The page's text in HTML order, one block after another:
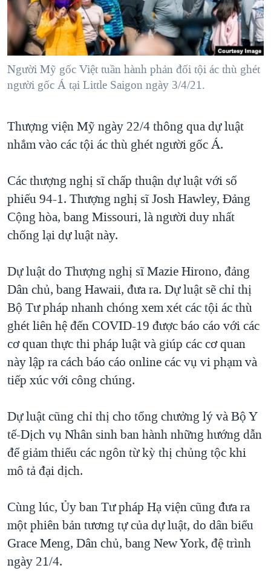
"Tìm"NGƯỜI VIỆT HẢI NGOẠI
ĐỜI SỐNG
KINH TẾ
KHOA HỌC
VĂN HOÁ
THỂ THAO
TẠI
HÀNH TRÌNH BẦU CỬ 2024
MỘT NĂM CHIẾN TRANH TẠI DẢI GAZA
GIẢI MÃ VÀNH ĐAI & CON ĐƯỜNG
NGÀY TỊ NẠN THẾ GIỚI
GROUND ZERO – XƯA VÀ NAY
CÁC GIÁ TRỊ CỘNG HÒA Ở VIỆT NAM
THƯỢNG ĐỈNH TRUMP-KIM TẠI VIỆT NAM
TRỊNH VĨNH BÌNH VS. CHÍNH PHỦ VIỆT NAM
NGƯ DÂN VIỆT VÀ LÀN SÓNG TRỘM HẢI SÂM
QUAN HỆ VIỆT MỸ
VIDEO
NGHE
MẠNG XÃ HỘI
Ngôn ngữ khác
Người Mỹ gốc Việt tuần hành phản đối tội ác thù ghét
người gốc Á tại Little Saigon ngày 3/4/21.
Thượng viện Mỹ ngày 22/4 thông qua dự luật
nhắm vào các tội ác thù ghét người gốc Á.
Các thượng nghị sĩ chấp thuận dự luật với số
phiếu 94-1. Thượng nghị sĩ Josh Hawley, Đảng
Cộng hòa, bang Missouri, là người duy nhất
chống lại dự luật này.
Dự luật do Thượng nghị sĩ Mazie Hirono, đảng
Dân chủ, bang Hawaii, đưa ra. Dự luật sẽ chỉ thị
Bộ Tư pháp nhanh chóng xem xét các tội ác thù
ghét liên hệ đến COVID-19 được báo cáo với các
cơ quan thực thi pháp luật và giúp các cơ quan
này lập ra cách báo cáo online các vụ vi phạm và
tiếp xúc với công chúng.
Dự luật cũng chỉ thị cho tổng chưởng lý và Bộ Y
tế-Dịch vụ Nhân sinh ban hành những hướng dẫn
để giảm thiểu các ngôn từ kỳ thị chủng tộc khi
mô tả đại dịch.
Cùng lúc, Ủy ban Tư pháp Hạ viện cũng đưa ra
một phiên bản tương tự của dự luật, do dân biểu
Grace Meng, Dân chủ, bang New York, đệ trình
ngày 21/4.